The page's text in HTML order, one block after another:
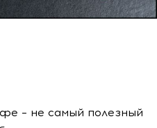
– не самый полезный